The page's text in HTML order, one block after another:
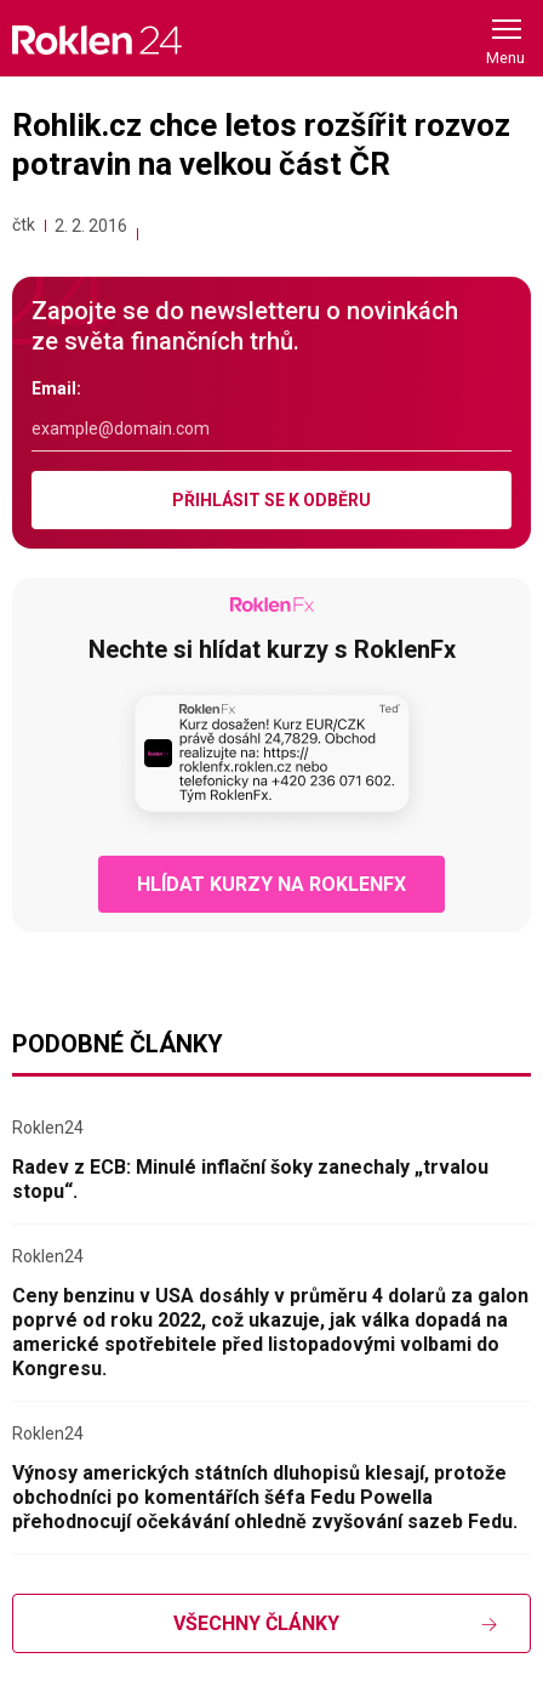
content
Rohlik.cz chce letos rozšířit rozvoz
potravin na velkou část ČR
čtk 2. 2. 2016
Zapojte se do newsletteru o novinkách
ze světa finančních trhů.
Email:
PŘIHLÁSIT SE K ODBĚRU
Nechte si hlídat kurzy s RoklenFx
HLÍDAT KURZY NA ROKLENFX
PODOBNÉ ČLÁNKY
Roklen24
Radev z ECB: Minulé inflační šoky zanechaly „trvalou
stopu“.
Roklen24
Ceny benzinu v USA dosáhly v průměru 4 dolarů za galon
poprvé od roku 2022, což ukazuje, jak válka dopadá na
americké spotřebitele před listopadovými volbami do
Kongresu.
Roklen24
Výnosy amerických státních dluhopisů klesají, protože
obchodníci po komentářích šéfa Fedu Powella
přehodnocují očekávání ohledně zvyšování sazeb Fedu.
VŠECHNY ČLÁNKY